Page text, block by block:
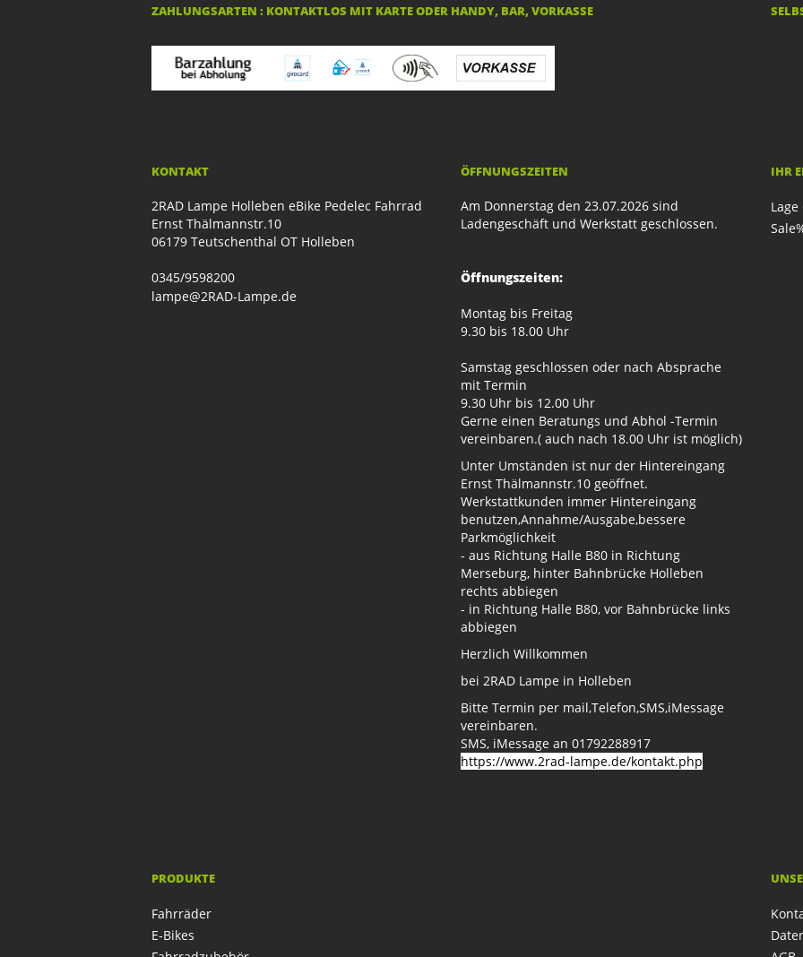
ZAHLUNGSARTEN : KONTAKTLOS MIT KARTE ODER HANDY, BAR, VORKASSE
KONTAKT
2RAD Lampe Holleben eBike Pedelec Fahrrad
Ernst Thälmannstr.10
06179 Teutschenthal OT Holleben
0345/9598200
lampe@2RAD-Lampe.de
ÖFFNUNGSZEITEN
Am Donnerstag den 23.07.2026 sind
Ladengeschäft und Werkstatt geschlossen.
Öffnungszeiten:
Montag bis Freitag
9.30 bis 18.00 Uhr
Samstag geschlossen oder nach Absprache
mit Termin
9.30 Uhr bis 12.00 Uhr
Gerne einen Beratungs und Abhol -Termin
vereinbaren.( auch nach 18.00 Uhr ist möglich)
Unter Umständen ist nur der Hintereingang
Ernst Thälmannstr.10 geöffnet.
Werkstattkunden immer Hintereingang
benutzen,Annahme/Ausgabe,bessere
Parkmöglichkeit
- aus Richtung Halle B80 in Richtung
Merseburg, hinter Bahnbrücke Holleben
rechts abbiegen
- in Richtung Halle B80, vor Bahnbrücke links
abbiegen
Herzlich Willkommen
bei 2RAD Lampe in Holleben
Bitte Termin per mail,Telefon,SMS,iMessage
vereinbaren.
SMS, iMessage an 01792288917
https://www.2rad-lampe.de/kontakt.php
IHR
PRODUKTE
Fahrräder
E-Bikes